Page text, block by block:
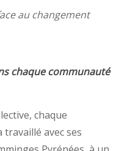
au changement
chaque communauté
chaque
avec ses